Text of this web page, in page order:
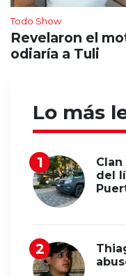
Todo Show
Revelaron el
odiaría a Tuli
Lo más
del